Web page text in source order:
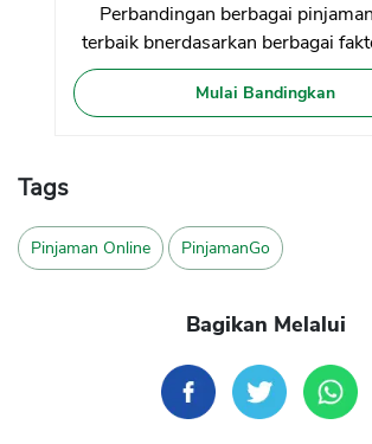
Perbandingan berbagai
terbaik bnerdasarkan berbagai
Mulai Bandingkan
Tags
Pinjaman Online PinjamanGo
Bagikan Melalui